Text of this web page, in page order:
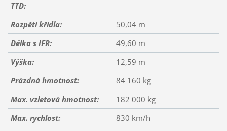
TTD:
Rozpětí křídla:
50,04 m
Délka s IFR:
49,60 m
Výška:
12,59 m
Prázdná hmotnost:
84 160 kg
Max. vzletová hmotnost:
182 000 kg
Max. rychlost:
830 km/h